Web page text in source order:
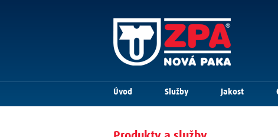
Úvod Služby Jakost